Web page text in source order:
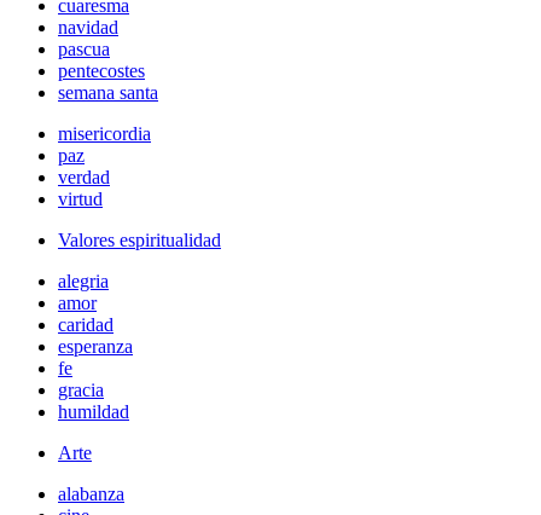
cuaresma
navidad
pascua
pentecostes
semana santa
misericordia
paz
verdad
virtud
Valores espiritualidad
alegria
amor
caridad
esperanza
fe
gracia
humildad
Arte
alabanza